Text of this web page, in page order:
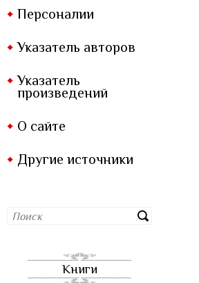
Персоналии
Указатель авторов
Указатель
произведений
О сайте
Другие источники
Книги